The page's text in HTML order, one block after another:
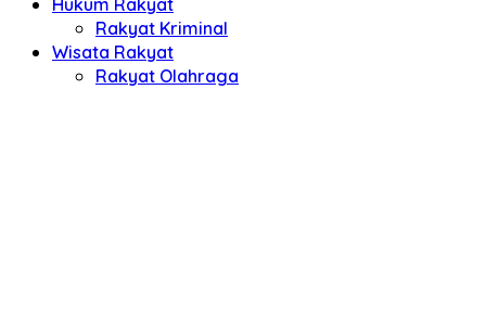
Rakyat Kriminal
Wisata Rakyat
Rakyat Olahraga